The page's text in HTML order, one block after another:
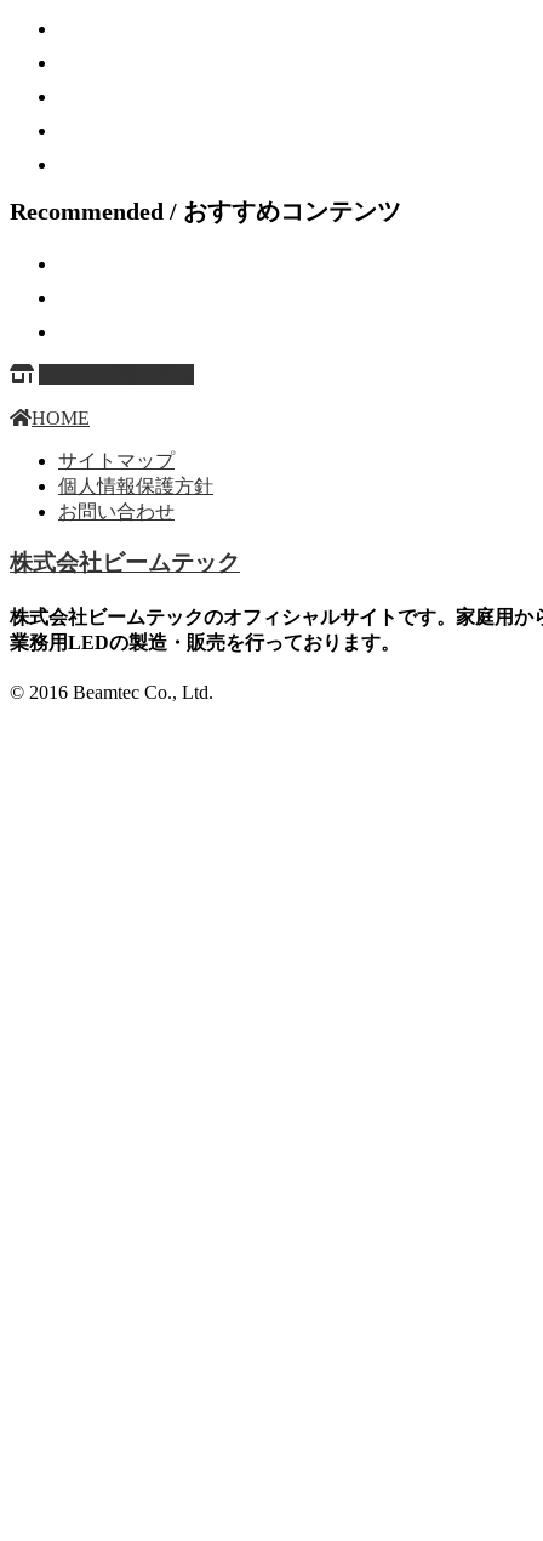
Recommended / おすすめコンテンツ
HOME
サイトマップ
個人情報保護方針
お問い合わせ
株式会社ビームテック
株式会社ビームテックのオフィシャルサイトです。家庭用か
業務用LEDの製造・販売を行っております。
© 2016 Beamtec Co., Ltd.